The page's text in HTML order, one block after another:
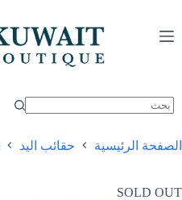
المحتوى
الصفحة الرئيسية حقائب اليد
SOLD OUT